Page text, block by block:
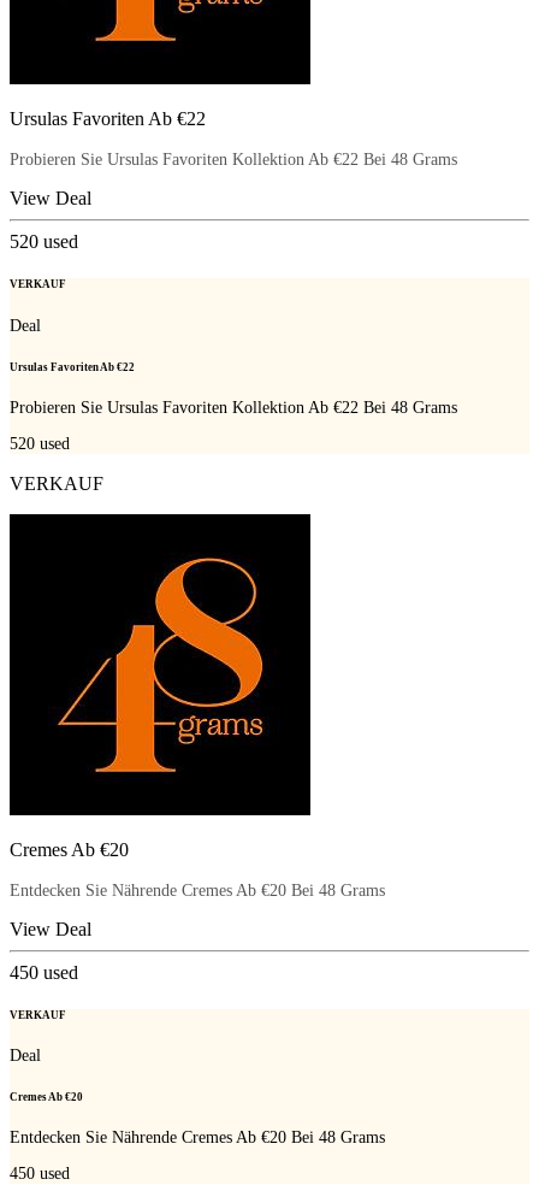
Ursulas Favoriten Ab €22
Probieren Sie Ursulas Favoriten Kollektion Ab €22 Bei 48 Grams
View Deal
520 used
VERKAUF
Deal
Ursulas Favoriten Ab €22
Probieren Sie Ursulas Favoriten Kollektion Ab €22 Bei 48 Grams
520 used
VERKAUF
Cremes Ab €20
Entdecken Sie Nährende Cremes Ab €20 Bei 48 Grams
View Deal
450 used
VERKAUF
Deal
Cremes Ab €20
Entdecken Sie Nährende Cremes Ab €20 Bei 48 Grams
450 used